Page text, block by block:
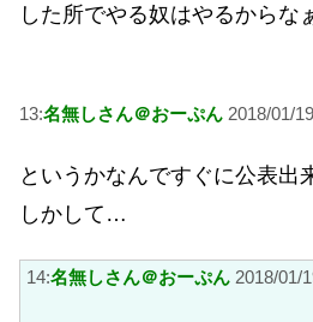
した所でやる奴はやるからな
13:名無しさん＠おーぷん 2018/01/
というかなんですぐに公表出
しかして…
14:名無しさん＠おーぷん 2018/01/